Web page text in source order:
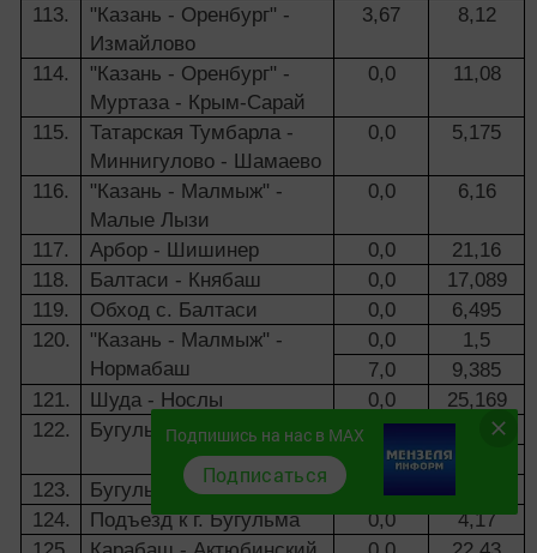
113.
"Казань - Оренбург" -
Измайлово
3,67 8,12
114.
"Казань - Оренбург" -
Муртаза - Крым-Сарай
0,0 11,08
115.
Татарская Тумбарла -
Миннигулово - Шамаево
0,0 5,175
116.
"Казань - Малмыж" -
Малые Лызи
0,0 6,16
117. Арбор - Шишинер 0,0
21,16
118.
Балтаси - Княбаш 0,0
17,089
119.
Обход с. Балтаси 0,0
6,495
120.
"Казань - Малмыж" -
Нормабаш
0,0
1,5
7,0
9,385
121.
Шуда - Нослы 0,0
25,169
122.
Бугульма - Лениногорск 0,0
7,42
9,42
123.
Бугульма - Азнакаево
124.
Подъезд к г. Бугульма 0,0
4,17
Подпишись на нас в MAX
Подписаться